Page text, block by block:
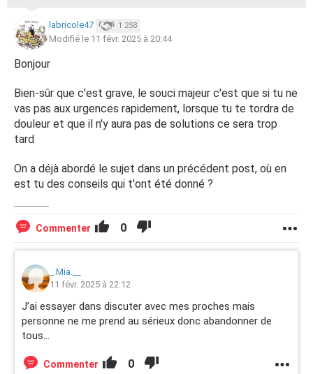
labricole47 1 258
Modifié le 11 févr. 2025 à 20:44
Bonjour
Bien-sûr que c'est grave, le souci majeur c'est que si tu ne
vas pas aux urgences rapidement, lorsque tu te tordra de
douleur et que il n'y aura pas de solutions ce sera trop
tard
On a déjà abordé le sujet dans un précédent post, où en
est tu des conseils qui t'ont été donné ?
Commenter 0
_.Mia.__
11 févr. 2025 à 22:12
J’ai essayer dans discuter avec mes proches mais
personne ne me prend au sérieux donc abandonner de
tous…
Commenter 0